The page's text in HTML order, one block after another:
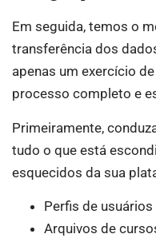
Em seguida, temos o
transferência dos
apenas um exercício
processo completo e
Primeiramente,
tudo o que está
esquecidos da sua
Perfis de
Arquivos de